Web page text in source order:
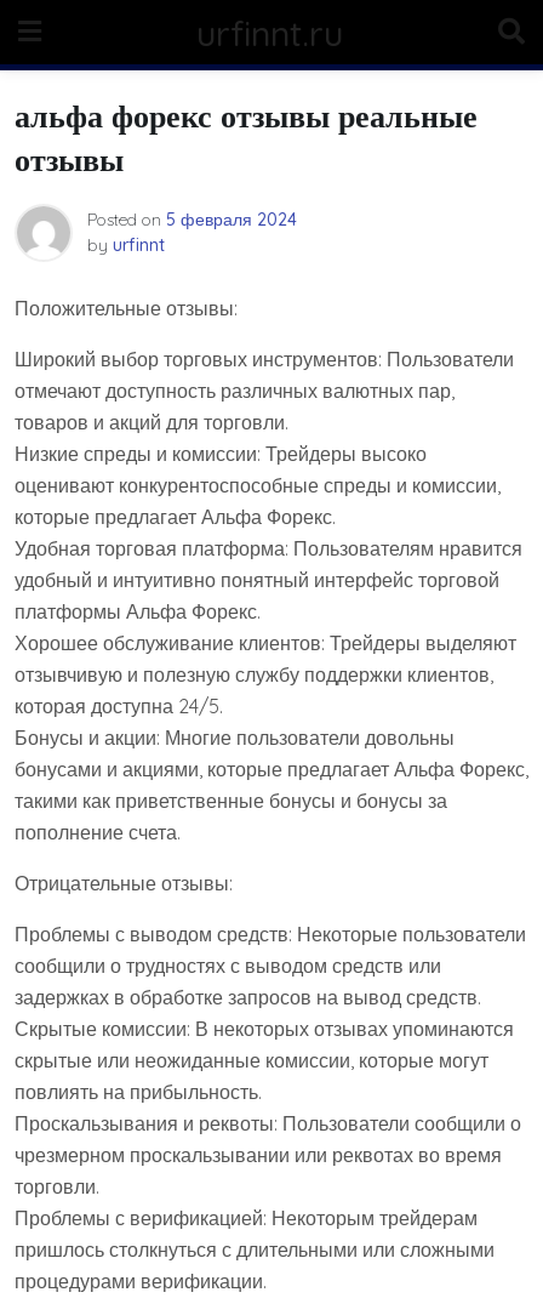
content
urfinnt.ru
альфа форекс отзывы реальные
отзывы
Posted on 5 февраля 2024
by urfinnt
Положительные отзывы:
Широкий выбор торговых инструментов: Пользователи
отмечают доступность различных валютных пар,
товаров и акций для торговли.
Низкие спреды и комиссии: Трейдеры высоко
оценивают конкурентоспособные спреды и комиссии,
которые предлагает Альфа Форекс.
Удобная торговая платформа: Пользователям нравится
удобный и интуитивно понятный интерфейс торговой
платформы Альфа Форекс.
Хорошее обслуживание клиентов: Трейдеры выделяют
отзывчивую и полезную службу поддержки клиентов,
которая доступна 24/5.
Бонусы и акции: Многие пользователи довольны
бонусами и акциями, которые предлагает Альфа Форекс,
такими как приветственные бонусы и бонусы за
пополнение счета.
Отрицательные отзывы:
Проблемы с выводом средств: Некоторые пользователи
сообщили о трудностях с выводом средств или
задержках в обработке запросов на вывод средств.
Скрытые комиссии: В некоторых отзывах упоминаются
скрытые или неожиданные комиссии, которые могут
повлиять на прибыльность.
Проскальзывания и реквоты: Пользователи сообщили о
чрезмерном проскальзывании или реквотах во время
торговли.
Проблемы с верификацией: Некоторым трейдерам
пришлось столкнуться с длительными или сложными
процедурами верификации.